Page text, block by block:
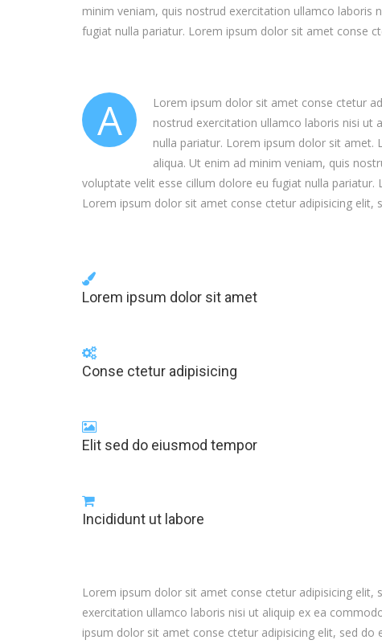
minim veniam, quis nostrud exercitation ullamco laboris
fugiat nulla pariatur. Lorem ipsum dolor sit amet conse
A
Lorem ipsum dolor sit amet conse ctetur
nostrud exercitation ullamco laboris nisi ut
nulla pariatur. Lorem ipsum dolor sit
aliqua. Ut enim ad minim veniam, quis
voluptate velit esse cillum dolore eu fugiat nulla
Lorem ipsum dolor sit amet conse ctetur adipisicing
Lorem ipsum dolor sit amet
Conse ctetur adipisicing
Elit sed do eiusmod tempor
Incididunt ut labore
Lorem ipsum dolor sit amet conse ctetur adipisicing
exercitation ullamco laboris nisi ut aliquip ex ea
ipsum dolor sit amet conse ctetur adipisicing elit, sed